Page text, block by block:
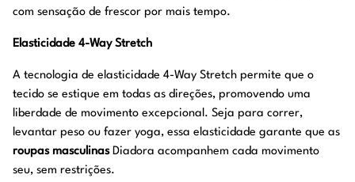
com sensação de frescor por mais tempo.
Elasticidade 4-Way Stretch
A tecnologia de elasticidade 4-Way Stretch permite que o
tecido se estique em todas as direções, promovendo uma
liberdade de movimento excepcional. Seja para correr,
levantar peso ou fazer yoga, essa elasticidade garante que as
roupas masculinasDiadora acompanhem cada movimento
seu, sem restrições.